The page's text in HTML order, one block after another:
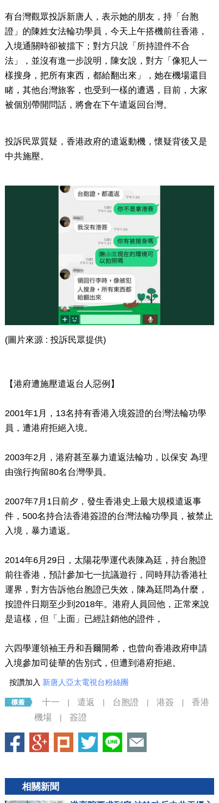
有台灣觀眾投訴新唐人，表示她的朋友，持「台胞
證」的陳姓女法輪功學員，今天上午搭機前往香港，
入境通關時卻被擋下；對方只說「所持證件不合
法」，並沒有進一步說明，陳女說，對方「像犯人一
樣搜身，把所有東西，都給翻出來」，她在機場還目
睹，其他台灣旅客，也受到一樣的遭遇，目前，大家
被個別帶開問話，將會在下午遣返回台灣。
投訴民眾質疑，香港政府的遣返動機，懷疑背後又是
中共施壓。
(圖片來源 : 投訴民眾提供)
【港府遭施壓遣返台人惡例】
2001年1月，13名持有香港入境簽證的台灣法輪功學
員，遭港府拒絕入境。
2003年2月，港府甚至暴力遣返法輪功，以保安 為理
由強行拘留80名台灣學員。
2007年7月1日前夕，發生香港史上最大規模遣返事
件，500名持合法香港簽證的台灣法輪功學員，被禁止
入境，暴力遣返。
2014年6月29日，太陽花學運代表陳為廷，持台胞證
前往香港，預計參加七一抗議遊行，同時拜訪香港社
運界，對方告訴他台胞證已失效，陳為廷問為什麼，
按證件日期至少到2018年。港府人員回他，正常來說
是這樣，但「上面」已經註銷他的證件，
六四學運領袖王丹和吾爾開希，也曾向香港政府申請
入境參加司徒華的告別式，但遭到港府拒絕。
按讚加入 新唐人亞太電視台粉絲團
十一 遣返 台胞證 港簽
香港
機場
簽證
相關新聞